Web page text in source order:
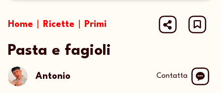
1 Star
2 Stars
3 Stars
4 Stars
5
Home Ricette Primi
Pasta e fagioli
Antonio Contatta